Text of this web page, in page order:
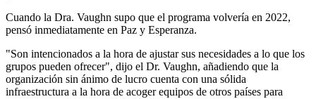
Cuando la Dra. Vaughn supo que el programa volvería en 2022,
pensó inmediatamente en Paz y Esperanza.
"Son intencionados a la hora de ajustar sus necesidades a lo que los
grupos pueden ofrecer", dijo el Dr. Vaughn, añadiendo que la
organización sin ánimo de lucro cuenta con una sólida
infraestructura a la hora de acoger equipos de otros países para